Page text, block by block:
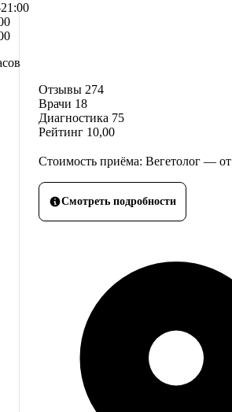
Отзывы 274
Врачи 18
Диагностика 75
Рейтинг 10,00
Стоимость приёма: Вегетолог —
Смотреть подробности